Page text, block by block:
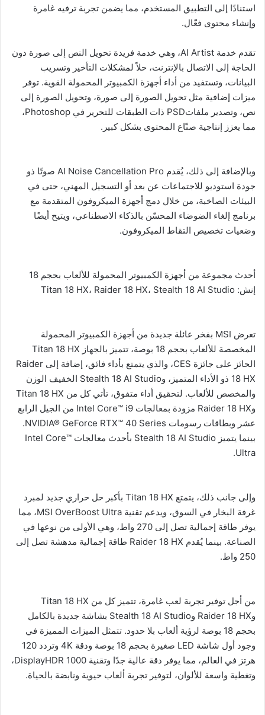
استنادًا إلى التطبيق المستخدم، مما يضمن تجربة ترفيه غامرة
وإنشاء محتوى فعّال.
تقدم خدمة AI Artist، وهي خدمة فريدة تحويل النص إلى صورة دون
الحاجة إلى الاتصال بالإنترنت، حلاً لمشكلات التأخير وتسريب
البيانات، وتستفيد من أداء أجهزة الكمبيوتر المحمولة القوية. توفر
ميزات إضافية مثل تحويل الصورة إلى صورة، وتحويل الصورة إلى
نص، وتصدير ملفاتPSD ذات الطبقات للتحرير في Photoshop،
مما يعزز إنتاجية صنّاع المحتوى بشكل كبير.
وبالإضافة إلى ذلك، يُقدم AI Noise Cancellation Pro صوتًا ذو
جودة استوديو للاجتماعات عن بعد أو التسجيل المهني، حتى في
البيئات الصاخبة، من خلال دمج أجهزة الميكروفون المتقدمة مع
برنامج إلغاء الضوضاء المحسّن بالذكاء الاصطناعي، ويتيح أيضًا
وضعيات تخصيص التقاط الميكروفون.
أحدث مجموعة من أجهزة الكمبيوتر المحمولة للألعاب بحجم 18
إنش: Titan 18 HX، Raider 18 HX، Stealth 18 AI Studio
تعرض MSI بفخر عائلة جديدة من أجهزة الكمبيوتر المحمولة
المخصصة للألعاب بحجم 18 بوصة، تتميز بالجهاز Titan 18 HX
الحائز على جائزة CES، والذي يتمتع بأداء فائق، إضافة إلى Raider
18 HX ذو الأداء المتميز، وStealth 18 AI Studio الخفيف الوزن
والمخصص للألعاب. لتحقيق أداء متفوق، تأتي كل من Titan 18 HX
وRaider 18 HX مزودة بمعالجات Intel Core™ i9 من الجيل الرابع
عشر وبطاقات رسومات NVIDIA® GeForce RTX™ 40 Series.
بينما يتميز Stealth 18 AI Studio بأحدث معالجات Intel Core™
Ultra.
وإلى جانب ذلك، يتمتع Titan 18 HX بأكبر حل حراري جديد لمبرد
غرفة البخار في السوق، ويدعم تقنية MSI OverBoost Ultra، مما
يوفر طاقة إجمالية تصل إلى 270 واط، وهي الأولى من نوعها في
الصناعة. بينما يُقدم Raider 18 HX طاقة إجمالية مدهشة تصل إلى
250 واط.
من أجل توفير تجربة لعب غامرة، تتميز كل من Titan 18 HX
وRaider 18 HX وStealth 18 AI Studio بشاشة جديدة بالكامل
بحجم 18 بوصة لرؤية ألعاب بلا حدود. تتمثل الميزات المميزة في
وجود أول شاشة LED صغيرة بحجم 18 بوصة ودقة 4K وتردد 120
هرتز في العالم، مما يوفر دقة عالية جدًا وتقنية DisplayHDR 1000،
وتغطية واسعة للألوان، لتوفير تجربة ألعاب حيوية ونابضة بالحياة.